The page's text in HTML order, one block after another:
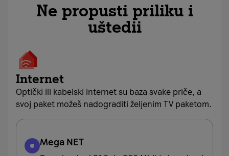
Ne propusti priliku i
uštedii
Internet
Optički ili kabelski internet su baza svake priče, a
svoj paket možeš nadograditi željenim TV paketom.
Mega NET